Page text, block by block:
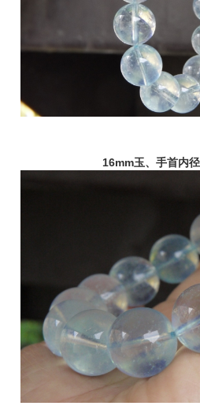
16mm玉、手首内